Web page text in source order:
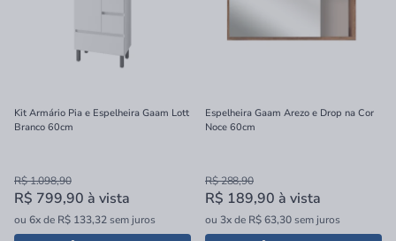
Kit Armário Pia e Espelheira Gaam Lott
Branco 60cm
R$ 1.098,90
R$ 799,90 à vista
ou 6xde R$ 133,32sem juros
Espelheira Gaam Arezo e Drop na Cor
Noce 60cm
R$ 288,90
R$ 189,90 à vista
ou 3xde R$ 63,30sem juros